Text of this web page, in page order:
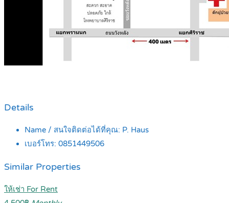
Details
Name / สนใจติดต่อได้ที่คุณ: P. Haus
เบอร์โทร: 0851449506
Similar Properties
ให้เช่า For Rent